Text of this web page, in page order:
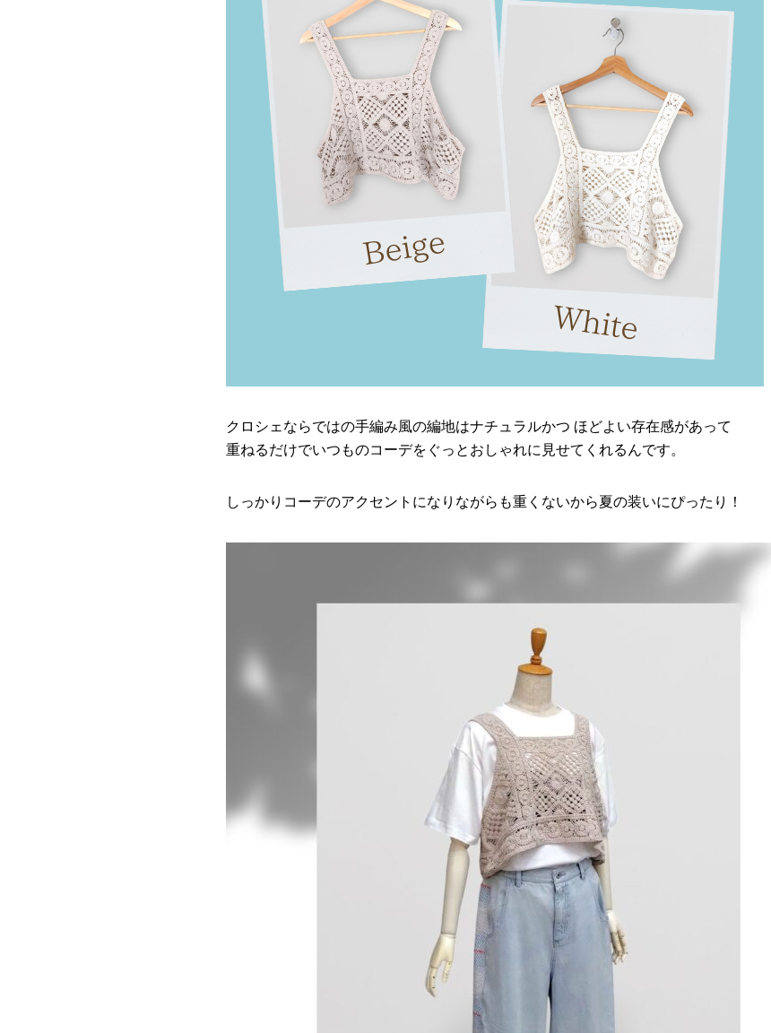
クロシェならではの手編み風の編地はナチュラルかつ ほどよい存在感があって
重ねるだけでいつものコーデをぐっとおしゃれに見せてくれるんです。
しっかりコーデのアクセントになりながらも重くないから夏の装いにぴったり！